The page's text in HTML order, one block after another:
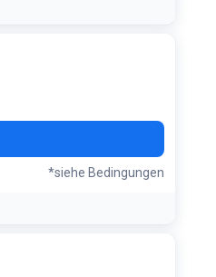
*siehe Bedingungen